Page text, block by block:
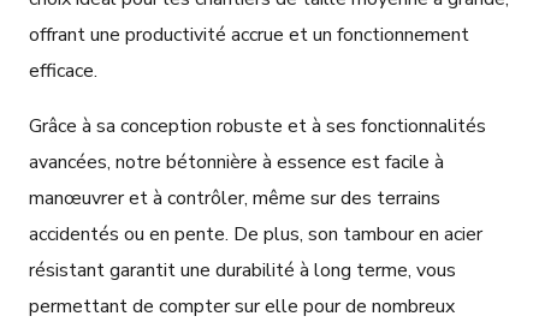
offrant une productivité accrue et un fonctionnement
efficace.
Grâce à sa conception robuste et à ses fonctionnalités
avancées, notre bétonnière à essence est facile à
manœuvrer et à contrôler, même sur des terrains
accidentés ou en pente. De plus, son tambour en acier
résistant garantit une durabilité à long terme, vous
permettant de compter sur elle pour de nombreux